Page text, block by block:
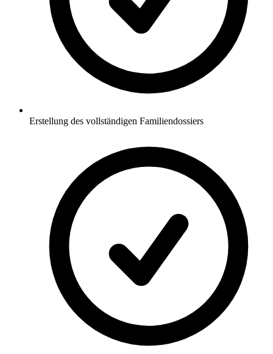
Erstellung des vollständigen Familiendossiers